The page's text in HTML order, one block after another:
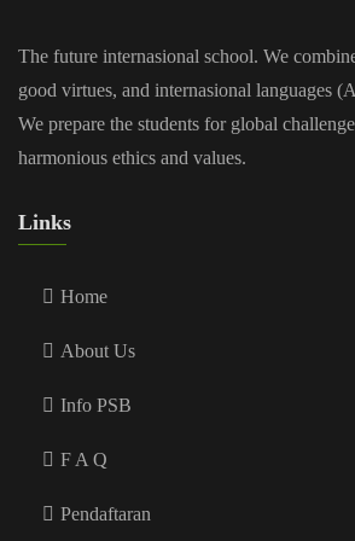
The future internasional school. We
good virtues, and internasional languages
We prepare the students for global
harmonious ethics and values.
Links
Home
About Us
Info PSB
F A Q
Pendaftaran